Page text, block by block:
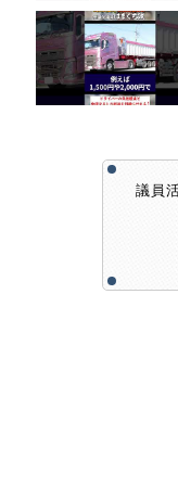
議員